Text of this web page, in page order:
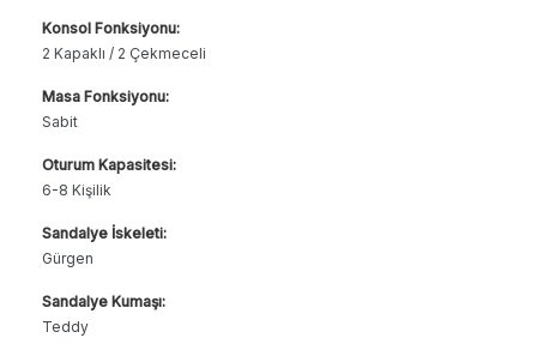
Konsol Fonksiyonu:
2 Kapaklı / 2 Çekmeceli
Masa Fonksiyonu:
Sabit
Oturum Kapasitesi:
6-8 Kişilik
Sandalye İskeleti:
Gürgen
Sandalye Kumaşı:
Teddy